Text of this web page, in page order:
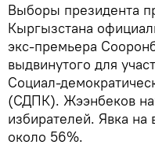
Выборы президента
Кыргызстана
экс-премьера
выдвинутого для
Социал-
(СДПК). Жээнбеков
избирателей. Явка на
около 56%.